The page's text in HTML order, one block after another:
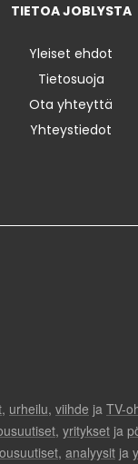
TIETOA JOBLYSTA
Yleiset ehdot
Tietosuoja
Ota yhteyttä
Yhteystiedot